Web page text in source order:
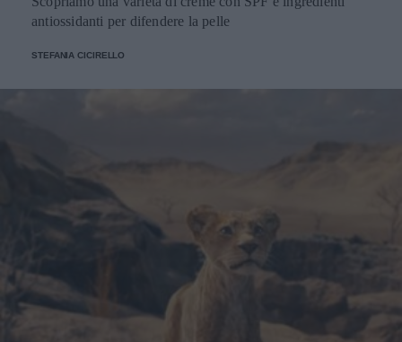
antiossidanti per difendere la pelle
STEFANIA CICIRELLO